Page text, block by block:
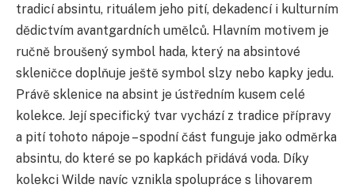
tradicí absintu, rituálem jeho pití, dekadencí i kulturním
dědictvím avantgardních umělců. Hlavním motivem je
ručně broušený symbol hada, který na absintové
skleničce doplňuje ještě symbol slzy nebo kapky jedu.
Právě sklenice na absint je ústředním kusem celé
kolekce. Její specifický tvar vychází z tradice přípravy
a pití tohoto nápoje – spodní část funguje jako odměrka
absintu, do které se po kapkách přidává voda. Díky
kolekci Wilde navíc vznikla spolupráce s lihovarem